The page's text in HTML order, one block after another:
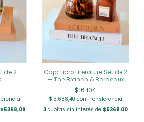
de 2 —
$5368,00
Caja Libro Literature Set de 2
— The Branch & Bordeaux
$16.104
$13.688,40 con Transferencia
3 cuotas sin interés de $5368,00